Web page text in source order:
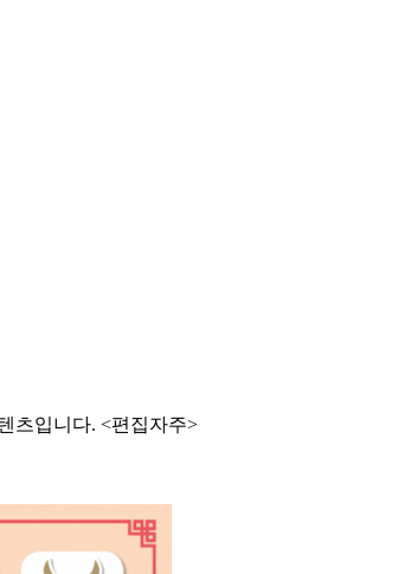
츠입니다. <편집자주>